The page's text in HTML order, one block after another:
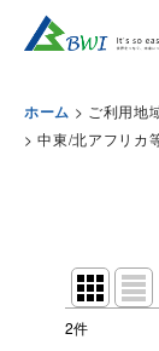
ホーム > ご利用地
> 中東/北アフリカ
2件